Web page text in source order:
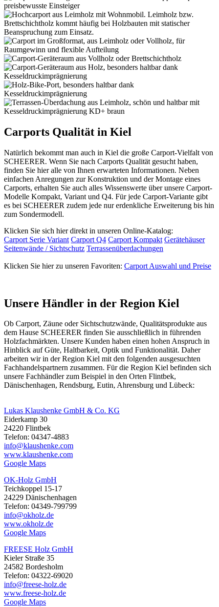
Carports Qualität in Kiel
Natürlich bekommt man auch in Kiel die große Carport-Vielfalt von
SCHEERER. Wenn Sie nach Carports Qualität gesucht haben,
finden Sie hier alle von Ihnen erwarteten Informationen. Neben
einfachen Anregungen zur Konstruktion und der Montage eines
Carports, erhalten Sie auch alles Wissenswerte über unsere Carport-
Modelle Kompakt, Variant und Q4. Für jede Carport-Variante gibt
es bei SCHEERER zudem jede nur erdenkliche Erweiterung bis hin
zum Sondermodell.
Klicken Sie sich hier direkt in unseren Online-Katalog:
Carport Serie Variant Carport Q4 Carport Kompakt Gerätehäuser
Seitenwände / Sichtschutz Terrassenüberdachungen
Klicken Sie hier zu unseren Favoriten: Carport Auswahl und Preise
Unsere Händler in der Region Kiel
Ob Carport, Zäune oder Sichtschutzwände, Qualitätsprodukte aus
dem Hause SCHEERER finden Sie ausschließlich in führenden
Holzfachmärkten. Unsere Kunden haben einen hohen Anspruch in
Hinblick auf Güte, Haltbarkeit, Optik und Funktionalität. Daher
arbeiten wir in der Region Kiel mit den folgenden ausgesuchten
Fachhandelspartnern zusammen. Für die Region Kiel befinden sich
unsere Fachhändler zum Beispiel in den Orten Flintbek,
Dänischenhagen, Rendsburg, Eutin, Ahrensburg und Lübeck:
Lukas Klaushenke GmbH & Co. KG
Eiderkamp 30
24220 Flintbek
Telefon: 04347-4883
info@klaushenke.com
www.klaushenke.com
Google Maps
OK-Holz GmbH
Teichkoppel 15-17
24229 Dänischenhagen
Telefon: 04349-799799
info@okholz.de
www.okholz.de
Google Maps
FREESE Holz GmbH
Kieler Straße 35
24582 Bordesholm
Telefon: 04322-69020
info@freese-holz.de
www.freese-holz.de
Google Maps